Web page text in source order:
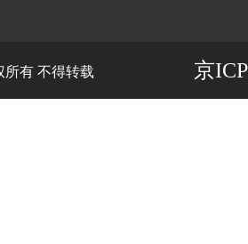
有 不得转载 京